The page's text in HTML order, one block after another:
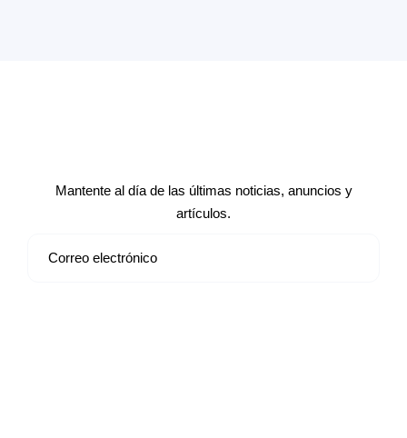
Mantente al día de las últimas noticias, anuncios y
artículos.